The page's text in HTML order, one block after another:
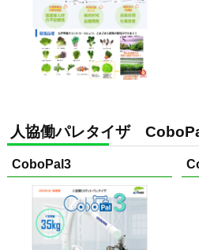
人協働パレタイザ
CoboPal3